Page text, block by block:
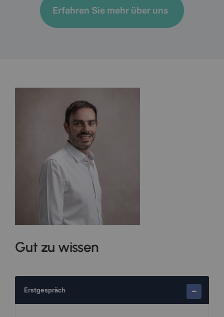
Erfahren Sie mehr über uns
Gut zu wissen
Erstgespräch